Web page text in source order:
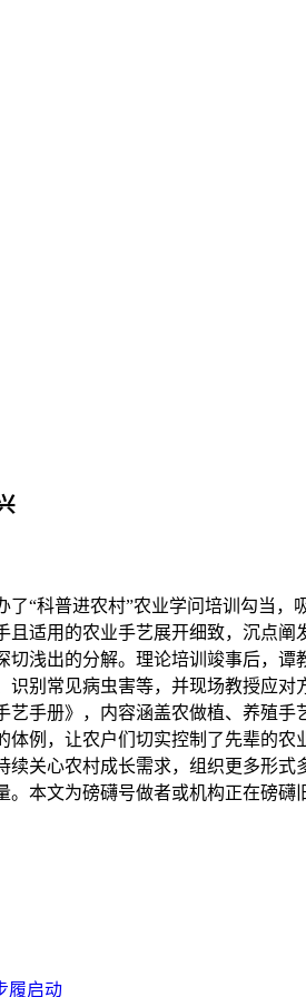
科普进农村”农业学问培训勾当，
适用的农业手艺展开细致，沉点
浅出的分解。理论培训竣事后，
别常见病虫害等，并现场教授应
手册》，内容涵盖农做植、养殖
例，让农户们切实控制了先辈的
续关心农村成长需求，组织更多形
本文为磅礴号做者或机构正在磅
履启动